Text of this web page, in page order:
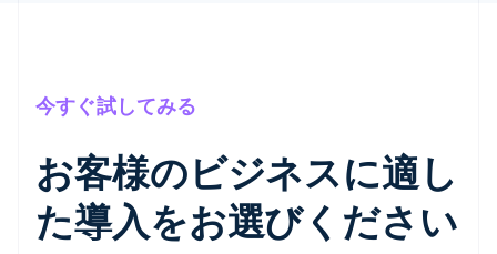
今すぐ試してみる
お客様のビジネスに適し
た導入をお選びください